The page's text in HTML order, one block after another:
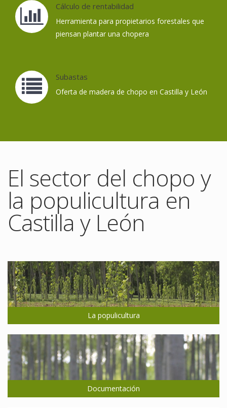
Cálculo de rentabilidad
Herramienta para propietarios forestales que
piensan plantar una chopera
Subastas
Oferta de madera de chopo en Castilla y León
El sector del chopo y
la populicultura en
Castilla y León
La populicultura
Documentación